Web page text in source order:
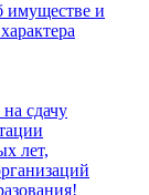
имуществе и
сдачу
лет,